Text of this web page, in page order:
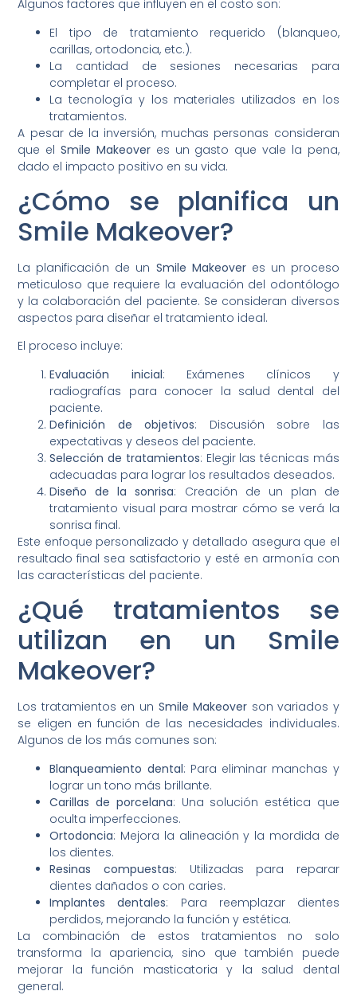
Algunos factores que influyen en el costo son:
El tipo de tratamiento requerido (blanqueo,
carillas, ortodoncia, etc.).
La cantidad de sesiones necesarias para
completar el proceso.
La tecnología y los materiales utilizados en los
tratamientos.
A pesar de la inversión, muchas personas consideran
que elSmile Makeoveres un gasto que vale la pena,
dado el impacto positivo en su vida.
¿Cómo se planifica un
Smile Makeover?
La planificación de un Smile Makeoveres un proceso
meticuloso que requiere la evaluación del odontólogo
y la colaboración del paciente. Se consideran diversos
aspectos para diseñar el tratamiento ideal.
El proceso incluye:
Evaluación inicial: Exámenes clínicos y
radiografías para conocer la salud dental del
paciente.
Definición de objetivos: Discusión sobre las
expectativas y deseos del paciente.
Selección de tratamientos: Elegir las técnicas más
adecuadas para lograr los resultados deseados.
Diseño de la sonrisa: Creación de un plan de
tratamiento visual para mostrar cómo se verá la
sonrisa final.
Este enfoque personalizado y detallado asegura que el
resultado final sea satisfactorio y esté en armonía con
las características del paciente.
¿Qué tratamientos se
utilizan en un Smile
Makeover?
Los tratamientos en un Smile Makeover son variados y
se eligen en función de las necesidades individuales.
Algunos de los más comunes son:
Blanqueamiento dental: Para eliminar manchas y
lograr un tono más brillante.
Carillas de porcelana: Una solución estética que
oculta imperfecciones.
Ortodoncia: Mejora la alineación y la mordida de
los dientes.
Resinas compuestas: Utilizadas para reparar
dientes dañados o con caries.
Implantes dentales: Para reemplazar dientes
perdidos, mejorando la función y estética.
La combinación de estos tratamientos no solo
transforma la apariencia, sino que también puede
mejorar la función masticatoria y la salud dental
general.